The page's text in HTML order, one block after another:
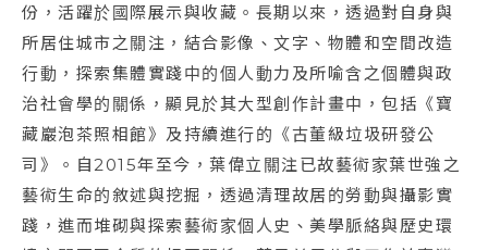
份，活躍於國際展示與收藏。長期以來，透過對自身與
所居住城市之關注，結合影像、文字、物體和空間改造
行動，探索集體實踐中的個人動力及所喻含之個體與政
治社會學的關係，顯見於其大型創作計畫中，包括《寶
藏巖泡茶照相館》及持續進行的《古董級垃圾研發公
司》。自2015年至今，葉偉立關注已故藝術家葉世強之
藝術生命的敘述與挖掘，透過清理故居的勞動與攝影實
踐，進而堆砌與探索藝術家個人史、美學脈絡與歷史環